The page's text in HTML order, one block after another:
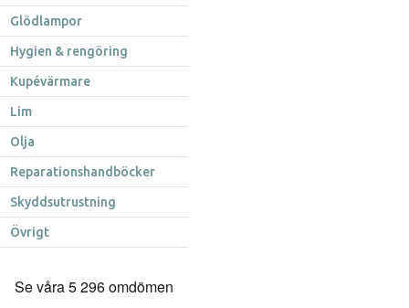
Glödlampor
Hygien & rengöring
Kupévärmare
Lim
Olja
Reparationshandböcker
Skyddsutrustning
Övrigt